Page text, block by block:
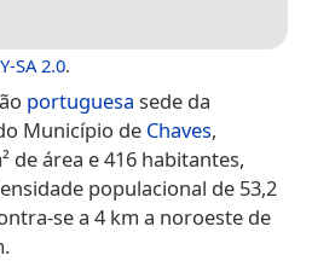
SA 2.0.
portuguesa sede da
Município de Chaves,
de área e 416 habitantes,
populacional de 53,2
se a 4 km a noroeste de